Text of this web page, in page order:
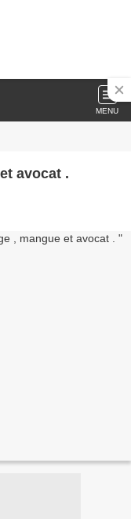
MENU
avocat .